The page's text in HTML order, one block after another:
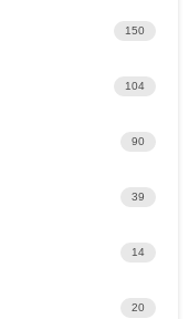
150
104
90
39
14
20